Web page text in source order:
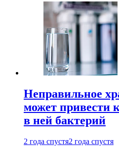
Неправильное
может привести
в ней бактерий
2 года спустя2 года спустя